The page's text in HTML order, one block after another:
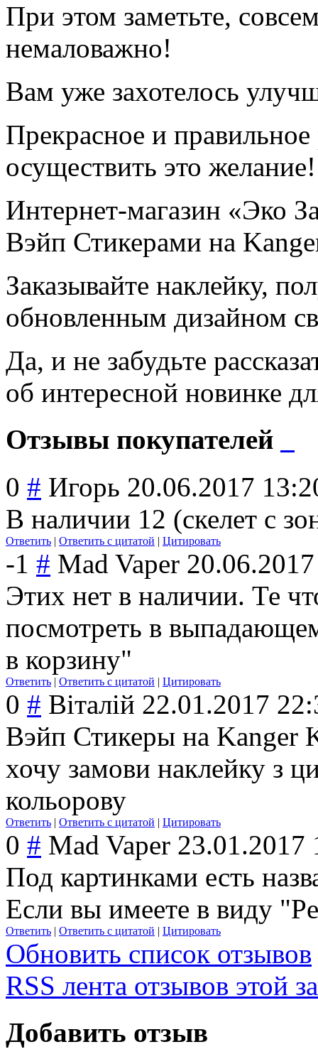
При этом заметьте,
немаловажно!
Вам уже захотелось
Прекрасное и
осуществить это желание!
Интернет-магазин «Эко
Вэйп Стикерами на
Заказывайте наклейку,
обновленным дизайном
Да, и не забудьте
об интересной новинке
Отзывы покупателей
0 # Игорь 20.06.2017
В наличии 12 (скелет с
Ответить | Ответить с цитатой | Цитировать
-1 # Mad Vaper
Этих нет в наличии. Те
посмотреть в
в корзину"
Ответить | Ответить с цитатой | Цитировать
0 # Віталій 22.01.2017
Вэйп Стикеры на Kanger
хочу замови наклейку з
кольорову
Ответить | Ответить с цитатой | Цитировать
0 # Mad Vaper 23.01.2017
Под картинками есть
Если вы имеете в виду
Ответить | Ответить с цитатой | Цитировать
Обновить список отзывов
RSS лента отзывов этой
Добавить отзыв